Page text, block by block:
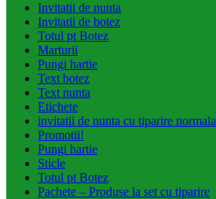
Invitatii de nunta
Invitatii de botez
Totul pt Botez
Marturii
Pungi hartie
Text botez
Text nunta
Etichete
invitatii de nunta cu tiparire normala
Promotii!
Pungi hartie
Sticle
Totul pt Botez
Pachete – Produse la set cu tiparire